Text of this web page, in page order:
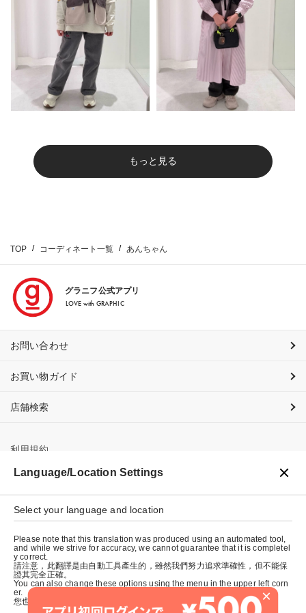
もっと見る
TOP コーディネート一覧 あんちゃん
グラニフ公式アプリ
LOVE with GRAPHIC
お問い合わせ
お買い物ガイド
店舗検索
利用規約
プライバシーポリシー
特定商取引法に基づく表示
会社概要
×
Language/Location Settings
Select your language and location
Please note that this translation was produced using an automated tool,
and while we strive for accuracy, we cannot guarantee that it is completel
y correct.
請注意，此翻譯是由自動工具產生的，雖然我們努力追求準確性，但不能保
證其完全正確。
You can also change these options using the menu in the upper left corn
er.
您也可以使用左上角的選單來更改這些選項。